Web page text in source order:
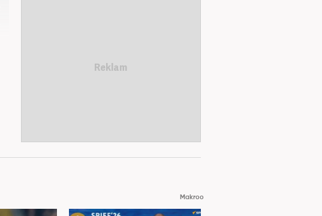
Makroo